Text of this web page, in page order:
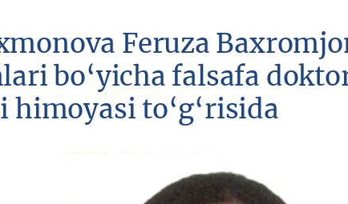
Feruza
bo‘yicha falsafa
himoyasi to‘g‘risida